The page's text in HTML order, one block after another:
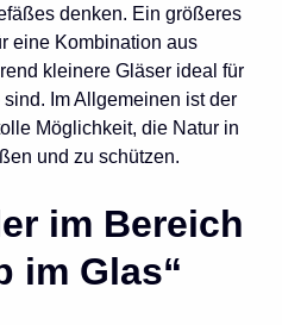
denken. Ein größeres
eine Kombination aus
kleinere Gläser ideal für
Im Allgemeinen ist der
Möglichkeit, die Natur in
und zu schützen.
im Bereich
im Glas“